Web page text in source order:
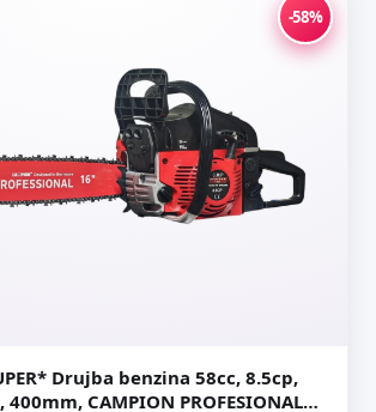
-58%
Drujba benzina 58cc, 8.5cp,
CAMPION PROFESIONALL